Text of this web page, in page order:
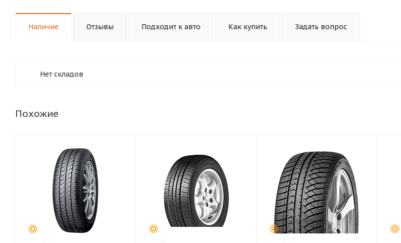
Наличие Отзывы Подходит к авто Как купить Задать вопрос
Нет складов
Похожие